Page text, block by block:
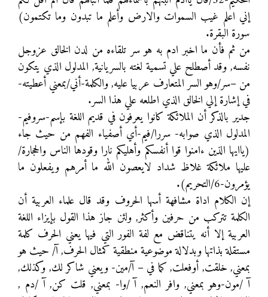
إني اعلم غيب السموات والارض وأعلم ما تبدون وما تكتمون)
سورة البقرة.
من ثم فأن ما اخبر ادم به هو سر تلقاءه من لدن الخالق عزوجل
نفسه, وقد أصطلح علي تسمية لغته بالسريانية, المدلول الذي يتكون
من –سر/وهو السر المتعارف عربيا عليه, والكلمة-أني/بمعني أعطيته-
في إشارة إلي الخالق الذي اطلعه علي هذا السر.
جدير بالذكر أن الملائكة كانوا يعرفون في قديم اللغة بإسم-سروفيم-
المدلول الذي صوابه- سررا/فيم-أي أصفياء الفهم من حيث جاء
(ياايها الذين ءامنوا قوا أنفسكم وأهليكم نارا وقودها الناس والحجارة/
عليها ملائكة غلاظ شداد لايعصون الله ما أمرهم ويفعلون ما
يؤمرون-6/التحريم).
إن الكلام اداة مشافهة أسها الحروف وقد قال علماء العربية أن
الكلمة تتركب من حرفين وأكثر, ولئن جاز هذا القول بإيزاء اللغة
العربية إلا أنه يتناقض مع لفة الفور التي فيها يعني الحرف كلمة
مستقلة بذاتها وبدلالة موضوعية منطقية كمثال الحرف, آ/ حيث هو
بمعني, خلقت, أوفعلت, كما في – آ/مين- ويعني شاكر لك, وكذلك,
آ /مون-وهو بمعني, وافر النعم, آ /وا- بمعني, قلت كن, آ /دم ,